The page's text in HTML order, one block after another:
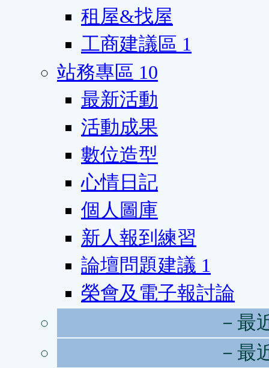
租屋&找屋
工商建議區 1
站務專區 10
最新活動
活動成果
數位造型
心情日記
個人圖庫
新人報到練習
論壇問題建議 1
榮會及電子報討論
－最
－最